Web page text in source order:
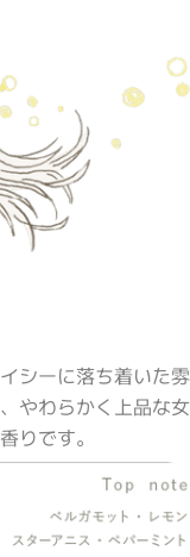
シーに落ち着いた雰
やわらかく上品な女
りです。